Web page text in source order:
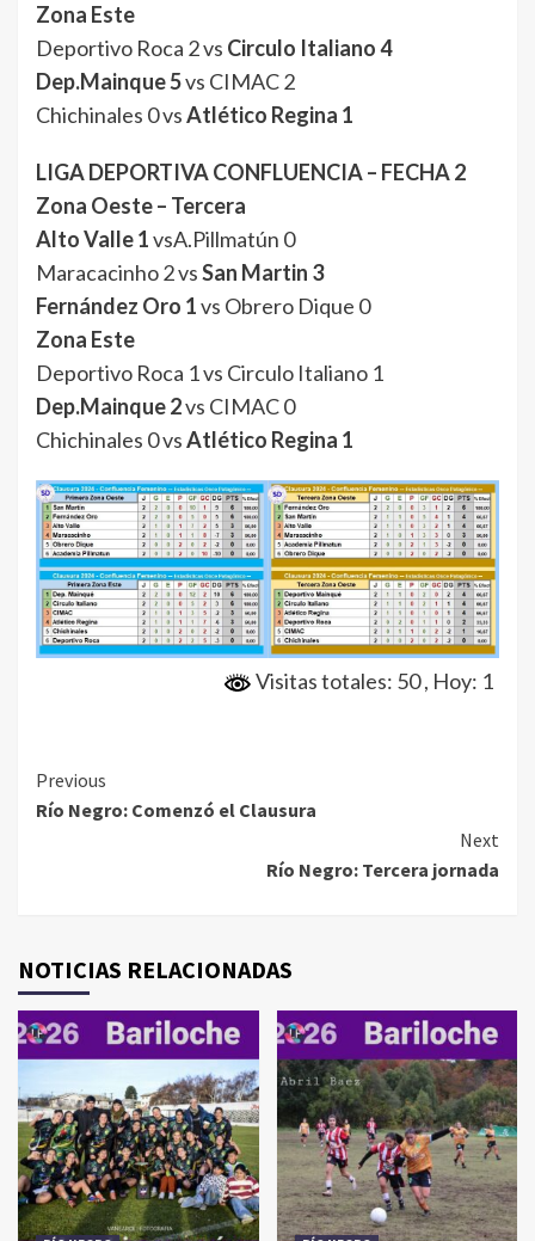
Zona Este
Deportivo Roca 2 vs Circulo Italiano 4
Dep.Mainque 5vs CIMAC 2
Chichinales 0 vsAtlético Regina 1
LIGA DEPORTIVA CONFLUENCIA – FECHA 2
Zona Oeste – Tercera
Alto Valle 1vsA.Pillmatún 0
Maracacinho 2 vsSan Martin 3
Fernández Oro 1vs Obrero Dique 0
Zona Este
Deportivo Roca 1 vs Circulo Italiano 1
Dep.Mainque 2vs CIMAC 0
Chichinales 0 vsAtlético Regina 1
Visitas totales: 50, Hoy: 1
Continue
Reading
Previous
Río Negro: Comenzó el Clausura
Next
Río Negro: Tercera jornada
NOTICIAS RELACIONADAS